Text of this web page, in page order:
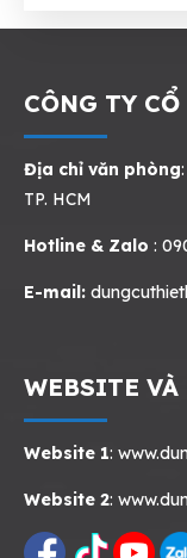
CÔNG TY
Địa chỉ văn phòng
TP. HCM
Hotline & Zalo :
E-mail:
WEBSITE
Website 1:
Website 2: